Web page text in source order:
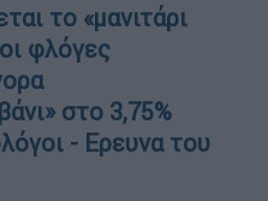
το «μανιτάρι
φλόγες
στο 3,75%
- Ερευνα του